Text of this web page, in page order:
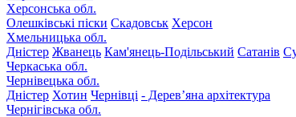
Херсонська обл.
Олешківські піски Скадовськ Херсон
Хмельницька обл.
Дністер Жванець Кам'янець-Подільський Сатанів
Черкаська обл.
Чернівецька обл.
Дністер Хотин Чернівці - Дерев’яна архітектура
Чернігівська обл.